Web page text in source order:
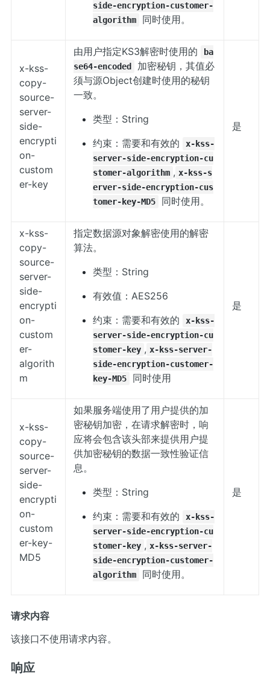
side-encryption-customer-
algorithm
同时使用。
x-kss-
copy-
source-
server-
side-
encrypti
on-
custom
er-key
由用户指定KS3解密时使用的
ba
se64-encoded
加密秘钥，其值必
须与源Object创建时使用的秘钥
一致。
类型：String
约束：需要和有效的
x-kss-
server-side-encryption-cu
stomer-algorithm , x-kss-s
erver-side-encryption-cus
tomer-key-MD5
同时使用。
是
x-kss-
copy-
source-
server-
side-
encrypti
on-
custom
er-
algorith
m
指定数据源对象解密使用的解密
算法。
类型：String
有效值：AES256
约束：需要和有效的
x-kss-
server-side-encryption-cu
stomer-key , x-kss-server-
side-encryption-customer-
key-MD5
同时使用
是
x-kss-
copy-
source-
server-
side-
encrypti
on-
custom
er-key-
MD5
如果服务端使用了用户提供的加
密秘钥加密，在请求解密时，响
应将会包含该头部来提供用户提
供加密秘钥的数据一致性验证信
息。
类型：String
约束：需要和有效的
x-kss-
server-side-encryption-cu
stomer-key , x-kss-server-
side-encryption-customer-
algorithm
同时使用。
是
请求内容
该接口不使用请求内容。
响应